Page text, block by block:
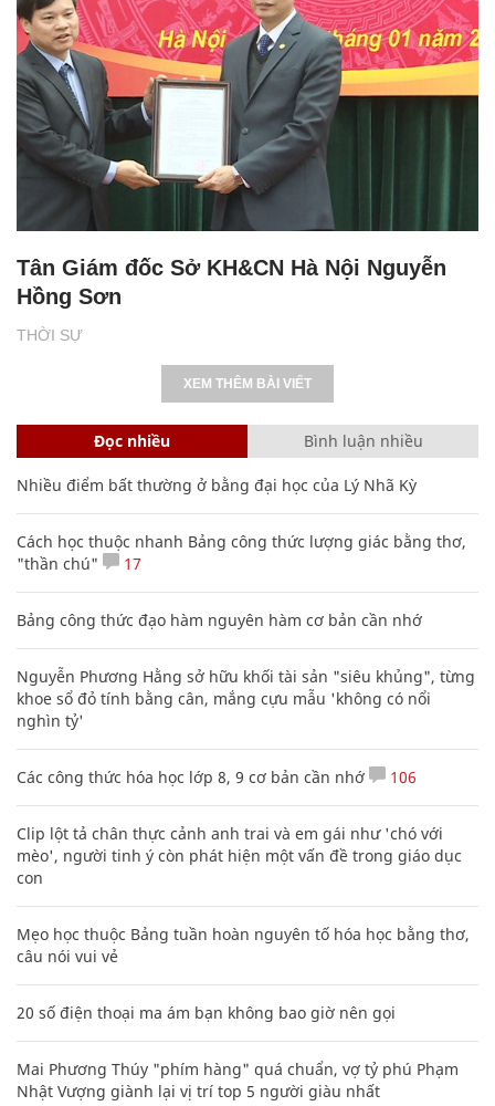
THỜI SỰ
Tân Giám đốc Sở KH&CN Hà Nội Nguyễn
Hồng Sơn
XEM THÊM BÀI VIẾT
Đọc nhiều Bình luận nhiều
Nhiều điểm bất thường ở bằng đại học của Lý Nhã Kỳ
Cách học thuộc nhanh Bảng công thức lượng giác bằng thơ,
"thần chú"
17
Bảng công thức đạo hàm nguyên hàm cơ bản cần nhớ
Nguyễn Phương Hằng sở hữu khối tài sản "siêu khủng", từng
khoe sổ đỏ tính bằng cân, mắng cựu mẫu 'không có nổi
nghìn tỷ'
Các công thức hóa học lớp 8, 9 cơ bản cần nhớ 106
Clip lột tả chân thực cảnh anh trai và em gái như 'chó với
mèo', người tinh ý còn phát hiện một vấn đề trong giáo dục
con
Mẹo học thuộc Bảng tuần hoàn nguyên tố hóa học bằng thơ,
câu nói vui vẻ
20 số điện thoại ma ám bạn không bao giờ nên gọi
Mai Phương Thúy "phím hàng" quá chuẩn, vợ tỷ phú Phạm
Nhật Vượng giành lại vị trí top 5 người giàu nhất